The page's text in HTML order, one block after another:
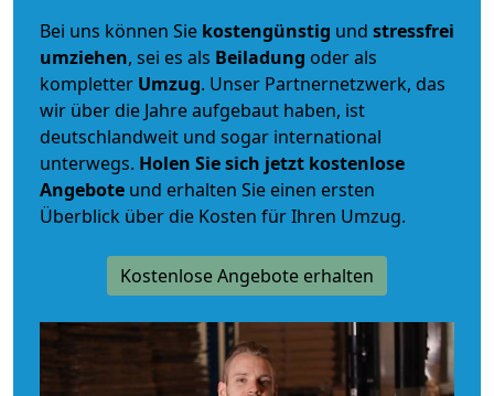
Bei uns können Sie kostengünstig und stressfrei
umziehen, sei es als Beiladung oder als
kompletter Umzug. Unser Partnernetzwerk, das
wir über die Jahre aufgebaut haben, ist
deutschlandweit und sogar international
unterwegs. Holen Sie sich jetzt kostenlose
Angebote und erhalten Sie einen ersten
Überblick über die Kosten für Ihren Umzug.
Kostenlose Angebote erhalten